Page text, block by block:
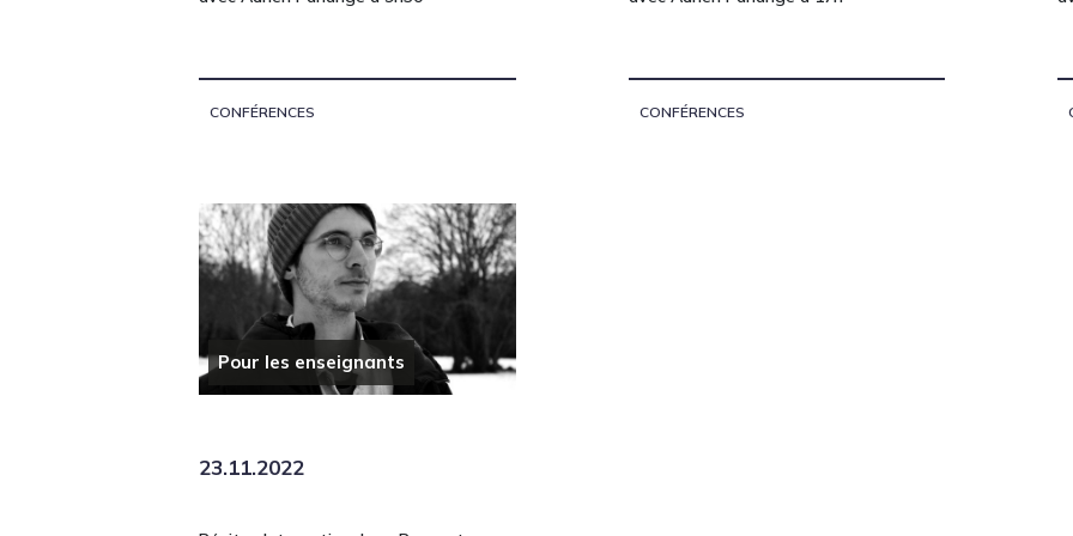
CONFÉRENCES CONFÉRENCES
Pour les enseignants
23.11.2022